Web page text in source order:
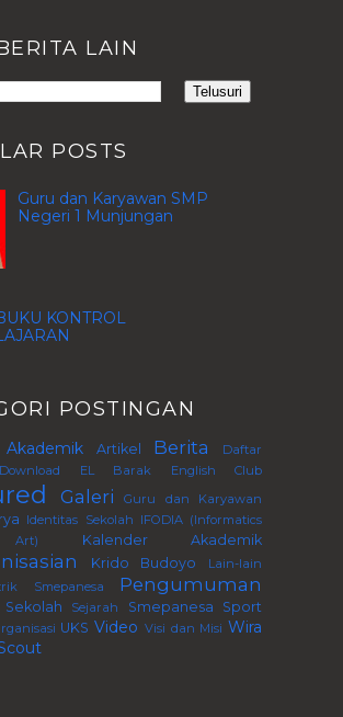
LAIN
POSTS
Guru dan Karyawan SMP
Negeri 1 Munjungan
KONTROL
POSTINGAN
Akademik Artikel Berita
Daftar
Download EL Barak English Club
Galeri Guru dan Karyawan
Identitas Sekolah IFODIA (Informatics
Kalender Akademik
Krido Budoyo
Lain-lain
Smepanesa Pengumuman
Sejarah Smepanesa Sport
UKS Video Visi dan Misi Wira